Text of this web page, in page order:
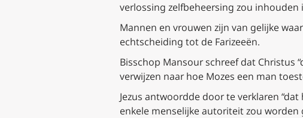
verlossing zelfbeheersing zou
Mannen en vrouwen zijn van gelijke
echtscheiding tot de Farizeeën.
Bisschop Mansour schreef dat Christus
verwijzen naar hoe Mozes een man
Jezus antwoordde door te verklaren
enkele menselijke autoriteit zou worden